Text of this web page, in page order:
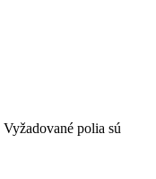
Vyžadované polia sú